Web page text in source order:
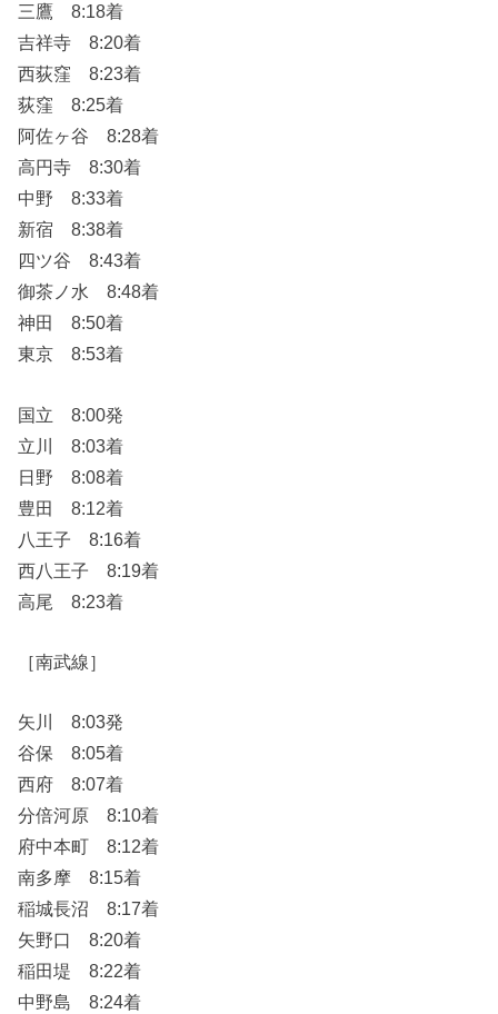
三鷹 8:18着
吉祥寺 8:20着
西荻窪 8:23着
荻窪 8:25着
阿佐ヶ谷 8:28着
高円寺 8:30着
中野 8:33着
新宿 8:38着
四ツ谷 8:43着
御茶ノ水 8:48着
神田 8:50着
東京 8:53着
国立 8:00発
立川 8:03着
日野 8:08着
豊田 8:12着
八王子 8:16着
西八王子 8:19着
高尾 8:23着
［南武線］
矢川 8:03発
谷保 8:05着
西府 8:07着
分倍河原 8:10着
府中本町 8:12着
南多摩 8:15着
稲城長沼 8:17着
矢野口 8:20着
稲田堤 8:22着
中野島 8:24着